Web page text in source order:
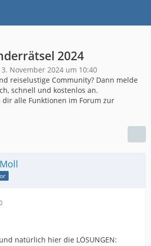
2024
3. November 2024 um 10:40
reiselustige Community? Dann melde
schnell und kostenlos an.
alle Funktionen im Forum zur
natürlich hier die LÖSUNGEN: